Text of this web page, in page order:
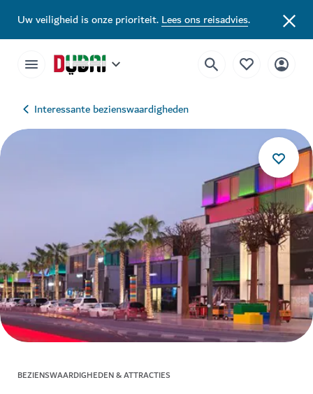
Uw veiligheid is onze prioriteit.Lees ons reisadvies.
Interessante bezienswaardigheden
BEZIENSWAARDIGHEDEN & ATTRACTIES